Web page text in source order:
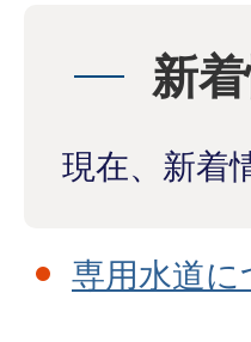
新
現在、新着
専用水道に